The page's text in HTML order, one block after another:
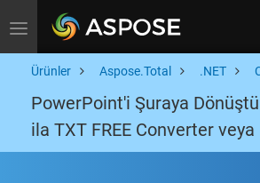
Toggle navigation
Ürünler Aspose.Total .NET
PowerPoint'i Şuraya
ila TXT FREE Converter